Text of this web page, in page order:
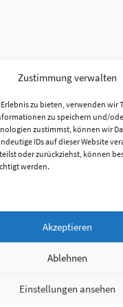
Zustimmung verwalten
zu bieten, verwenden wir
zu speichern und/
zustimmst, können wir
IDs auf dieser Website
oder zurückziehst, können
werden.
Akzeptieren
Ablehnen
Einstellungen ansehen
Anmelden